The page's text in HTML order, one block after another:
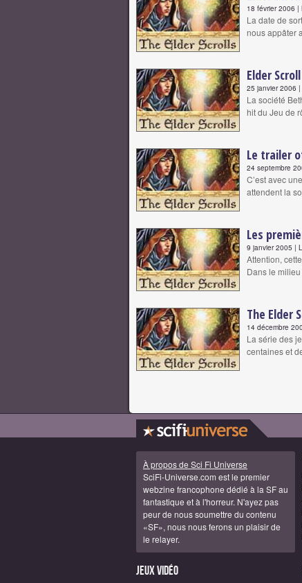
18 février 2006 |
La date de
nous appâter
Elder
25 janvier 2006
La société
hit du Jeu de
Le trailer
24 septembre
C’est avec
attendent la
Les
9 janvier 2005 |
Attention,
Dans le
The Elder
14 décembre
La série des
centaines et
À propos de Sci Fi Universe
SciFi-Universe.com est le premier
webzine francophone dédié à la SF au
fantastique et à l'horreur. N'ayez pas
peur de nous soumettre du contenu
«SF», nous nous ferons un plaisir de
le relayer.
Jeux vidéo